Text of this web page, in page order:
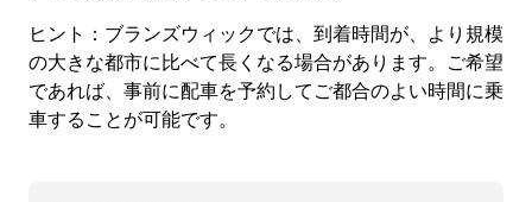
ヒント： ブランズウィックでは、到着時間が、より規模
の大きな都市に比べて長くなる場合があります。ご希望
であれば、事前に配車を予約してご都合のよい時間に乗
車することが可能です。